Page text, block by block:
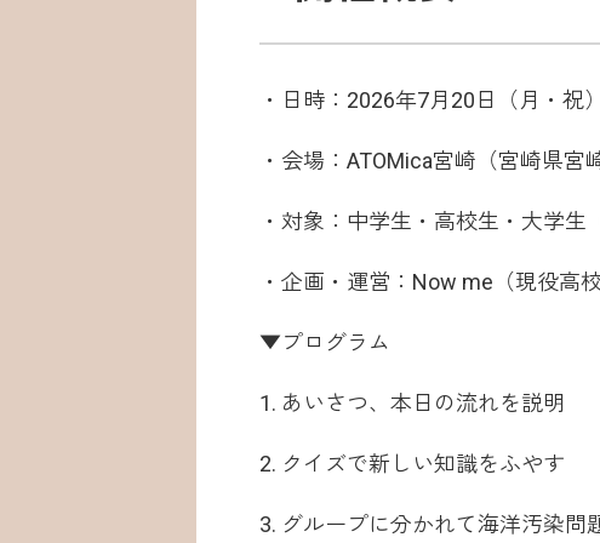
・日時：2026年7月20日（月・祝
・会場：ATOMica宮崎（宮崎県宮
・対象：中学生・高校生・大学生
・企画・運営：Now me（現役高
▼プログラム
1. あいさつ、本日の流れを説明
2. クイズで新しい知識をふやす
3. グループに分かれて海洋汚染問